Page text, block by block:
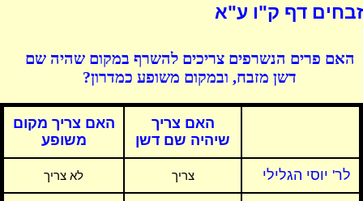
זבחים דף ק"ו ע"א
האם פרים הנשרפים צריכים להשרף במקום שהיה שם
דשן מזבח, ובמקום משופע כמדרון?
האם צריך
שיהיה שם דשן
האם צריך מקום
משופע
לר' יוסי הגלילי צריך לא צריך